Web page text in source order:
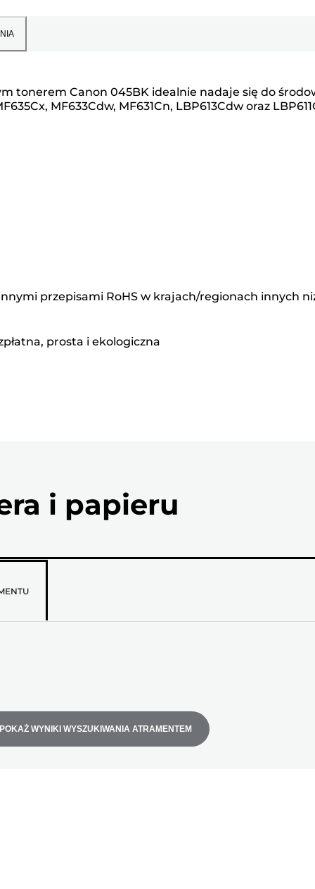
tonerem Canon 045BK idealnie nadaje się do
MF633Cdw, MF631Cn, LBP613Cdw oraz
przepisami RoHS w krajach/regionach innych
prosta i ekologiczna
i papieru
POKAŻ WYNIKI WYSZUKIWANIA ATRAMENTEM